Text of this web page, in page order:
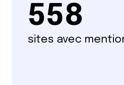
558
sites avec